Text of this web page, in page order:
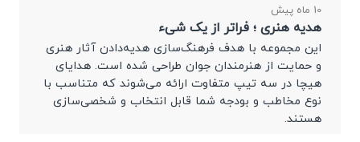
10 ماه پیش
هدیه هنری ؛ فراتر از یک شیء
این مجموعه با هدف فرهنگ‌سازی هدیه‌دادن آثار هنری
و حمایت از هنرمندان جوان طراحی شده است. هدایای
هیچا در سه تیپ متفاوت ارائه می‌شوند که متناسب با
نوع مخاطب و بودجه شما قابل انتخاب و شخصی‌سازی
هستند.